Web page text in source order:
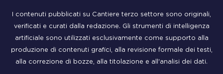
I contenuti pubblicati su Cantiere terzo settore sono originali,
verificati e curati dalla redazione. Gli strumenti di intelligenza
artificiale sono utilizzati esclusivamente come supporto alla
produzione di contenuti grafici, alla revisione formale dei testi,
alla correzione di bozze, alla titolazione e all'analisi dei dati.